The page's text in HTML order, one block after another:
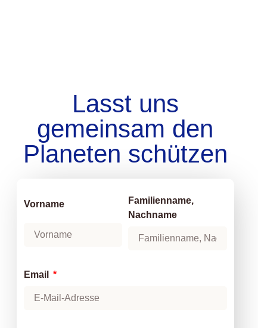
Lasst uns
gemeinsam den
Planeten schützen
Vorname
Familienname,
Nachname
Email